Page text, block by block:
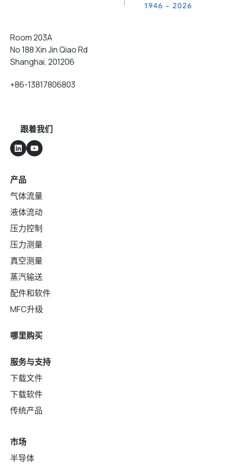
Room 203A
No 188 Xin Jin Qiao Rd
Shanghai, 201206
+86-13817806803
跟着我们
产品
气体流量
液体流动
压力控制
压力测量
真空测量
蒸汽输送
配件和软件
MFC升级
哪里购买
服务与支持
下载文件
下载软件
传统产品
市场
半导体